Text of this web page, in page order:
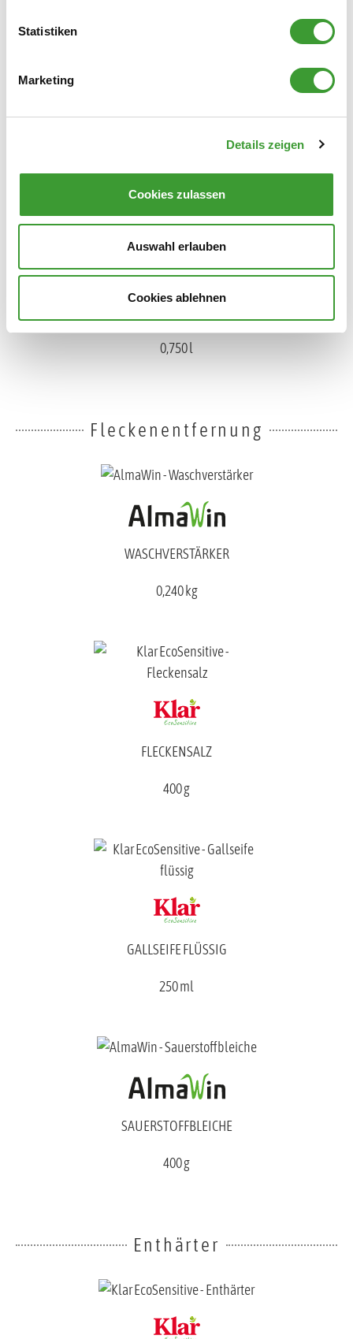
Statistiken
Marketing
Details zeigen
Cookies zulassen
Auswahl erlauben
Cookies ablehnen
BIO WÄSCHEDUFT LINDENBLÜTE
0,750 l
Fleckenentfernung
WASCHVERSTÄRKER
0,240 kg
FLECKENSALZ
400 g
GALLSEIFE FLÜSSIG
250 ml
SAUERSTOFFBLEICHE
400 g
Enthärter